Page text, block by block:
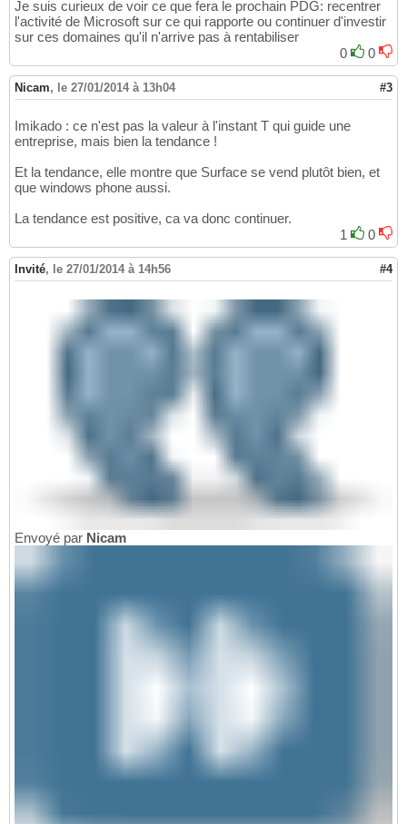
Je suis curieux de voir ce que fera le prochain PDG: recentrer
l'activité de Microsoft sur ce qui rapporte ou continuer d'investir
sur ces domaines qu'il n'arrive pas à rentabiliser
0
0
Nicam, le 27/01/2014 à 13h04 #3
Imikado : ce n'est pas la valeur à l'instant T qui guide une
entreprise, mais bien la tendance !
Et la tendance, elle montre que Surface se vend plutôt bien, et
que windows phone aussi.
La tendance est positive, ca va donc continuer.
1
0
Invité, le 27/01/2014 à 14h56 #4
Envoyé par Nicam